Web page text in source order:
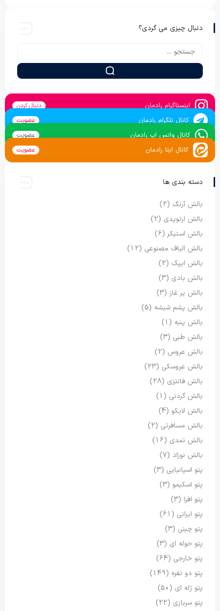
دنبال چیزی می گردی؟
اینستاگرام رادمان دنبال کردن
کانال تلگرام رادمان عضویت
کانال واتس اپ رادمان عضویت
کانال ایتا رادمان عضویت
دسته بندی ها
بالش آرنگ (2)
بالش ارتوپدی (2)
بالش استیکر(6)
بالش الیاف مصنوعی (12)
بالش ایپک (2)
بالش بادی (3)
بالش پر غاز (3)
بالش پشم شیشه (5)
بالش پنبه (1)
بالش طبی (3)
بالش عروس (2)
بالش عروسکی (23)
بالش فانتزی (28)
بالش گردنی (1)
بالش لایکو (4)
بالش مسافرتی (2)
بالش نمدی (16)
بالش نوزاد (7)
پتو اسپانیایی (3)
پتو اسکیمو (3)
پتو افرا (3)
پتو ایرانی (61)
پتو چینی (3)
پتو حوله ای (3)
پتو خارجی (64)
پتو دو نفره (149)
پتو ژله ای (50)
پتو سربازی (22)